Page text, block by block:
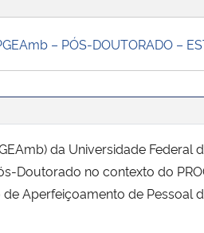
– PÓS-DOUTORADO –
da Universidade Federal
no contexto do
de Aperfeiçoamento de